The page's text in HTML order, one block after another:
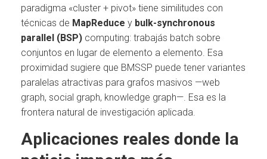
paradigma «cluster + pivot» tiene similitudes con
técnicas de MapReduce y bulk-synchronous
parallel (BSP) computing: trabajás batch sobre
conjuntos en lugar de elemento a elemento. Esa
proximidad sugiere que BMSSP puede tener variantes
paralelas atractivas para grafos masivos —web
graph, social graph, knowledge graph—. Esa es la
frontera natural de investigación aplicada.
Aplicaciones reales donde la